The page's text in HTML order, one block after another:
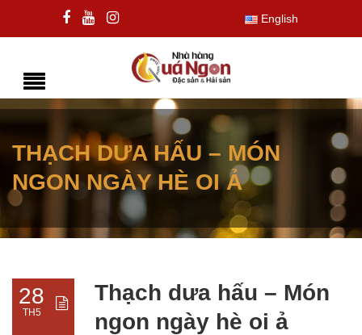
English
THẠCH DƯA HẤU – MÓN
NGON NGÀY HÈ OI Ả
28
TH5
Thạch dưa hấu – Món
ngon ngày hè oi ả